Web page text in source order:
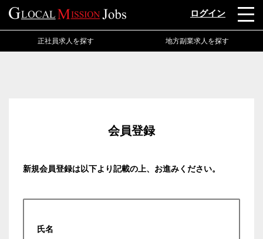
ログイン
正社員求人を探す 地方副業求人を探す
会員登録
新規会員登録は以下より記載の上、お進みください。
氏名